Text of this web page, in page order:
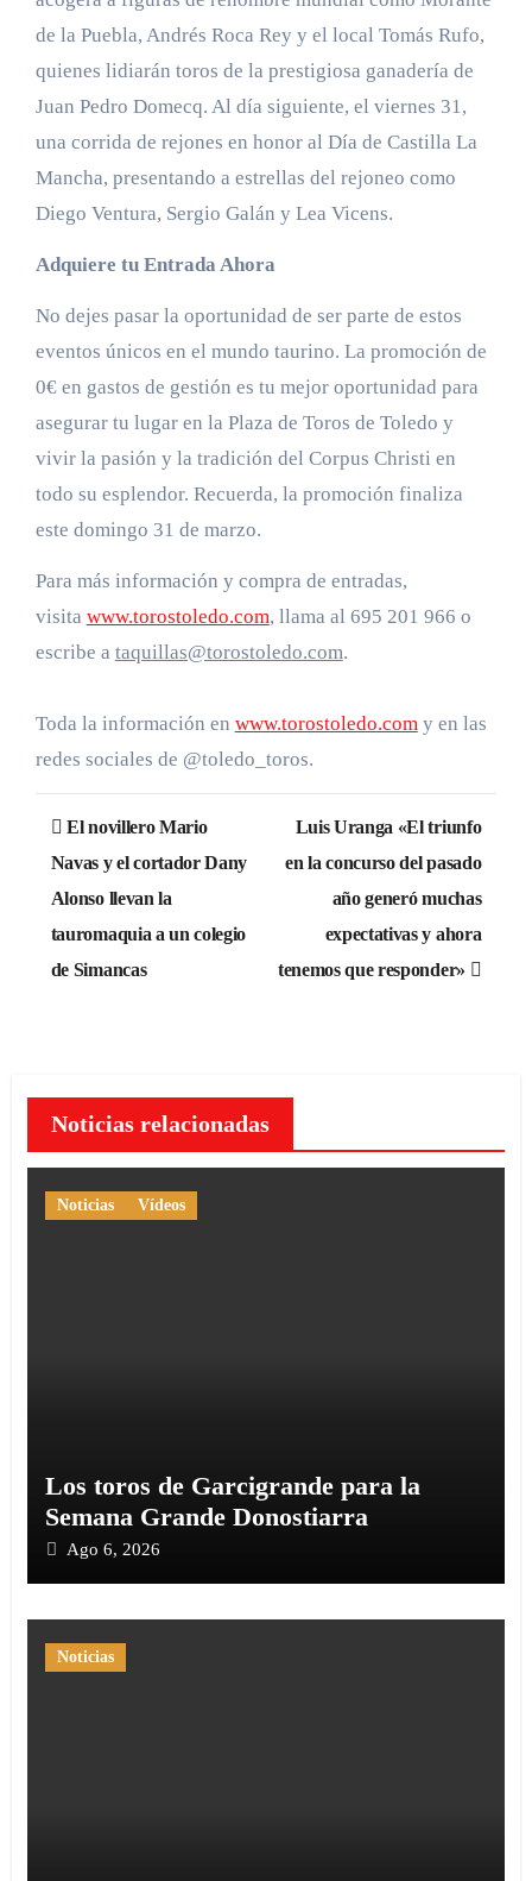
de la Puebla, Andrés Roca Rey y el local Tomás Rufo,
quienes lidiarán toros de la prestigiosa ganadería de
Juan Pedro Domecq. Al día siguiente, el viernes 31,
una corrida de rejones en honor al Día de Castilla La
Mancha, presentando a estrellas del rejoneo como
Diego Ventura, Sergio Galán y Lea Vicens.
Adquiere tu Entrada Ahora
No dejes pasar la oportunidad de ser parte de estos
eventos únicos en el mundo taurino. La promoción de
0€ en gastos de gestión es tu mejor oportunidad para
asegurar tu lugar en la Plaza de Toros de Toledo y
vivir la pasión y la tradición del Corpus Christi en
todo su esplendor. Recuerda, la promoción finaliza
este domingo 31 de marzo.
Para más información y compra de entradas,
visita www.torostoledo.com, llama al 695 201 966 o
escribe a taquillas@torostoledo.com.
Toda la información en www.torostoledo.com y en las
redes sociales de @toledo_toros.
Navegación
de
entradas
El novillero Mario
Navas y el cortador Dany
Alonso llevan la
tauromaquia a un colegio
de Simancas
Luis Uranga «El triunfo
en la concurso del pasado
año generó muchas
expectativas y ahora
tenemos que responder»
Noticias relacionadas
Noticias Vídeos
Los toros de Garcigrande para la
Semana Grande Donostiarra
Ago 6, 2026
Noticias